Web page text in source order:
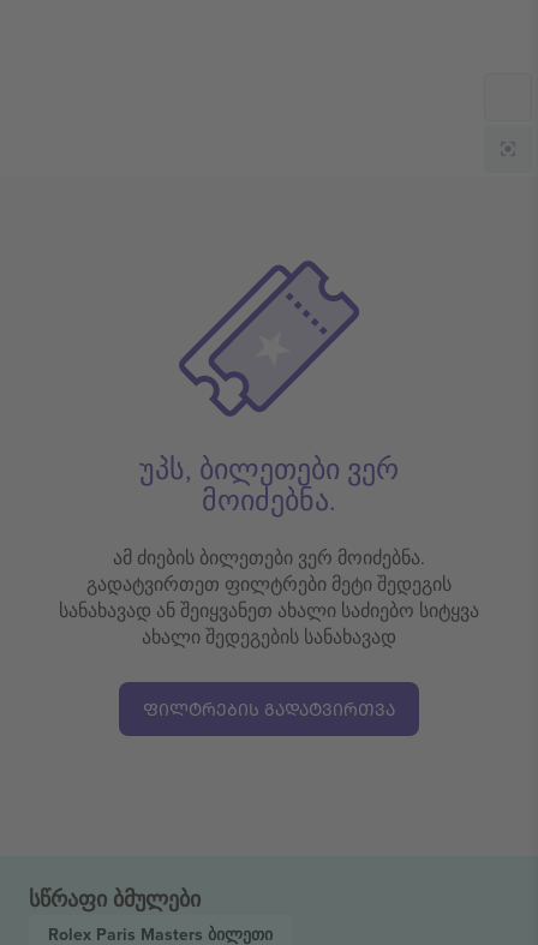
უპს, ბილეთები ვერ
მოიძებნა.
ამ ძიების ბილეთები ვერ მოიძებნა.
გადატვირთეთ ფილტრები მეტი შედეგის
სანახავად ან შეიყვანეთ ახალი საძიებო სიტყვა
ახალი შედეგების სანახავად
ᲤᲘᲚᲢᲠᲔᲑᲘᲡ ᲒᲐᲓᲐᲢᲕᲘᲠᲗᲕᲐ
სწრაფი ბმულები
Rolex Paris Masters ბილეთი